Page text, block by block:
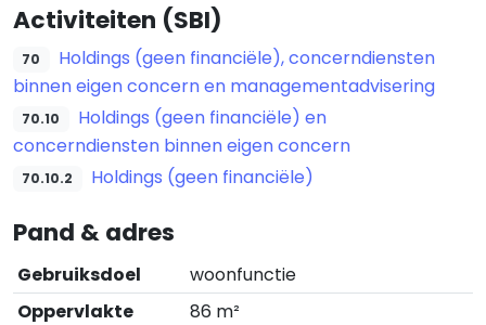
Activiteiten (SBI)
70
Holdings (geen financiële), concerndiensten
binnen eigen concern en managementadvisering
70.10
Holdings (geen financiële) en
concerndiensten binnen eigen concern
70.10.2 Holdings (geen financiële)
Pand & adres
Gebruiksdoel
woonfunctie
Oppervlakte
86 m²